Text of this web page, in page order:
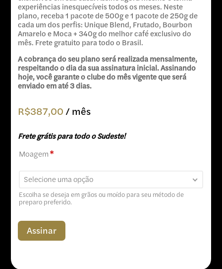
baseado
em
avaliações
de clientes
experiências inesquecíveis todos os meses. Neste
plano, receba 1 pacote de 500g e 1 pacote de 250g de
cada um dos perfis: Unique Blend, Frutado, Bourbon
Amarelo e Moca + 340g do melhor café exclusivo do
mês. Frete gratuito para todo o Brasil.
A cobrança do seu plano será realizada mensalmente,
respeitando o dia da sua assinatura inicial. Assinando
hoje, você garante o clube do mês vigente que será
enviado em até 3 dias.
R$387,00 / mês
Frete grátis para todo o Sudeste!
Moagem*
Selecione uma opção
Escolha se deseja em grãos ou moído para seu método de
preparo preferido.
Assinar